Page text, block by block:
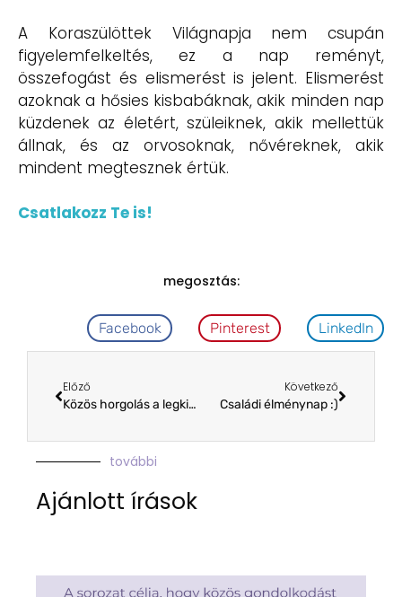
A Koraszülöttek Világnapja nem csupán
figyelemfelkeltés, ez a nap reményt,
összefogást és elismerést is jelent. Elismerést
azoknak a hősies kisbabáknak, akik minden nap
küzdenek az életért, szüleiknek, akik mellettük
állnak, és az orvosoknak, nővéreknek, akik
mindent megtesznek értük.
Csatlakozz Te is!
megosztás:
Facebook Pinterest LinkedIn
Előző
Közös horgolás a legkisebbeknek Szegeden
Következő
Családi élménynap :)
további
Ajánlott írások